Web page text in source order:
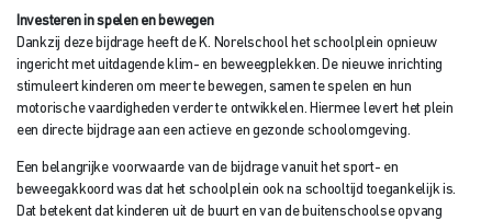
Investeren in spelen en bewegen
Dankzij deze bijdrage heeft de K. Norelschool het schoolplein opnieuw
ingericht met uitdagende klim- en beweegplekken. De nieuwe inrichting
stimuleert kinderen om meer te bewegen, samen te spelen en hun
motorische vaardigheden verder te ontwikkelen. Hiermee levert het plein
een directe bijdrage aan een actieve en gezonde schoolomgeving.
Een belangrijke voorwaarde van de bijdrage vanuit het sport- en
beweegakkoord was dat het schoolplein ook na schooltijd toegankelijk is.
Dat betekent dat kinderen uit de buurt en van de buitenschoolse opvang